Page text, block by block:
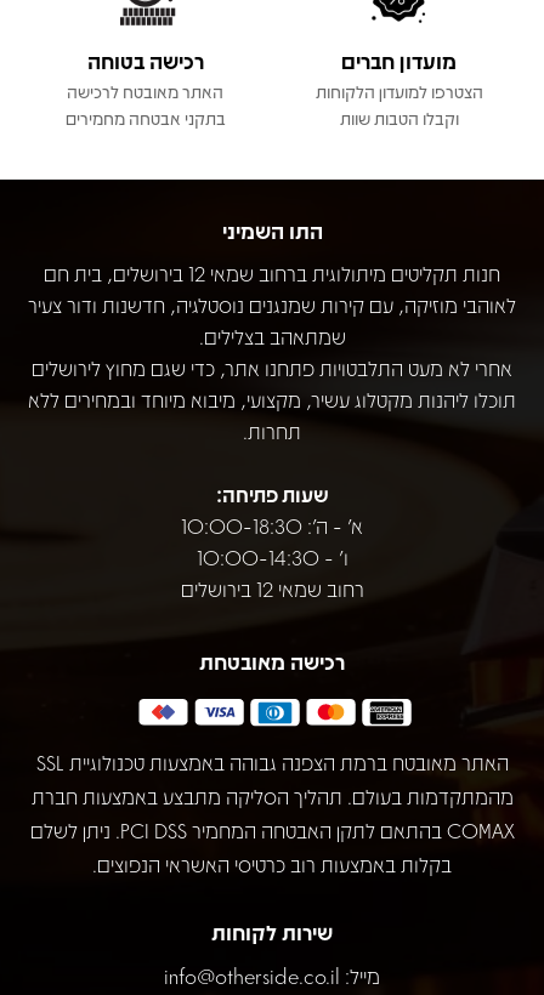
מועדון חברים
הצטרפו למועדון הלקוחות
וקבלו הטבות שוות
רכישה בטוחה
האתר מאובטח לרכישה
בתקני אבטחה מחמירים
התו השמיני
חנות תקליטים מיתולוגית ברחוב שמאי 12 בירושלים, בית חם
לאוהבי מוזיקה, עם קירות שמנגנים נוסטלגיה, חדשנות ודור צעיר
שמתאהב בצלילים.
אחרי לא מעט התלבטויות פתחנו אתר, כדי שגם מחוץ לירושלים
תוכלו ליהנות מקטלוג עשיר, מקצועי, מיבוא מיוחד ובמחירים ללא
תחרות.
שעות פתיחה:
א' - ה': 10:00-18:30
ו' - 10:00-14:30
רחוב שמאי 12 בירושלים
רכישה מאובטחת
האתר מאובטח ברמת הצפנה גבוהה באמצעות טכנולוגיית SSL
מהמתקדמות בעולם. תהליך הסליקה מתבצע באמצעות חברת
COMAX בהתאם לתקן האבטחה המחמיר PCI DSS. ניתן לשלם
בקלות באמצעות רוב כרטיסי האשראי הנפוצים.
שירות לקוחות
מייל: info@otherside.co.il